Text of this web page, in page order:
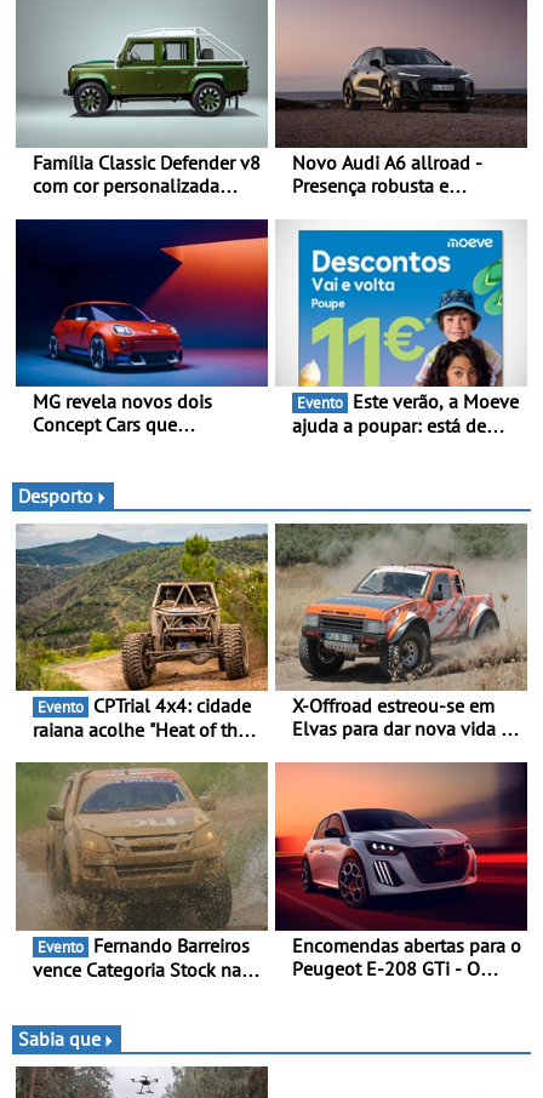
Família Classic Defender v8
com cor personalizada
Novo Audi A6 allroad -
Presença robusta e
larga e distintiva
combinada com elementos
de design específicos da
versão allroad
MG revela novos dois
Concept Cars que
avançada - No Goodwood
Festival of Speed 2026
Evento
ajuda a poupar: está de
Desporto
Evento
raiana acolhe "Heat of the
de equipas em Bragança
X-Offroad estreou-se em
Elvas para dar nova vida às
terreno - Primeira prova do
novo troféu juntou 14
pilotos no Alto Alentejo,
com viaturas T0, T8 e TA
em competição
Evento
vence Categoria Stock na
triunfo para o Mundial de
Bajas
Encomendas abertas para o
Peugeot E-208 GTi - O
Sabia que